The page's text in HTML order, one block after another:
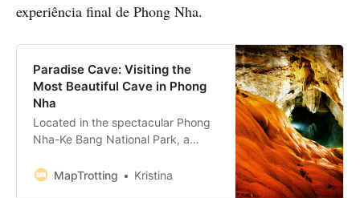
experiência final de Phong Nha.
Paradise Cave: Visiting the
Most Beautiful Cave in Phong
Nha
Located in the spectacular Phong
Nha-Ke Bang National Park, a
Paradise Cave in Vietnam is a
MapTrotting Kristina